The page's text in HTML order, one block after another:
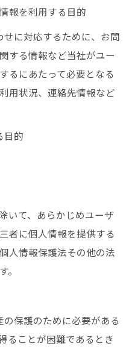
報を利用する目的
に対応するために、お問
する情報など当社がユー
るにあたって必要となる
用状況、連絡先情報など
目的
いて、あらかじめユーザ
者に個人情報を提供する
人情報保護法その他の法
。
保護のために必要がある
ることが困難であるとき